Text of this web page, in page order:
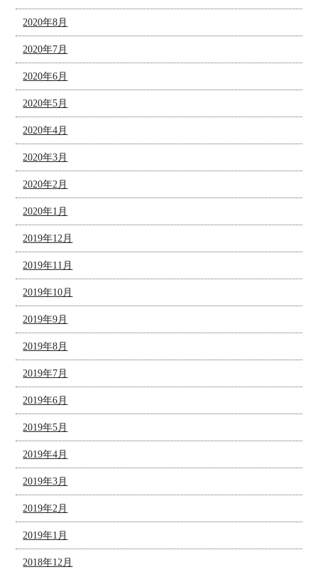
2020年8月
2020年7月
2020年6月
2020年5月
2020年4月
2020年3月
2020年2月
2020年1月
2019年12月
2019年11月
2019年10月
2019年9月
2019年8月
2019年7月
2019年6月
2019年5月
2019年4月
2019年3月
2019年2月
2019年1月
2018年12月